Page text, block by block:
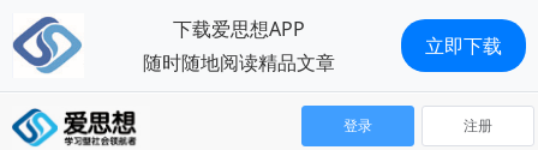
登录 注册
下载爱思想APP
随时随地阅读精品文章
立即下载